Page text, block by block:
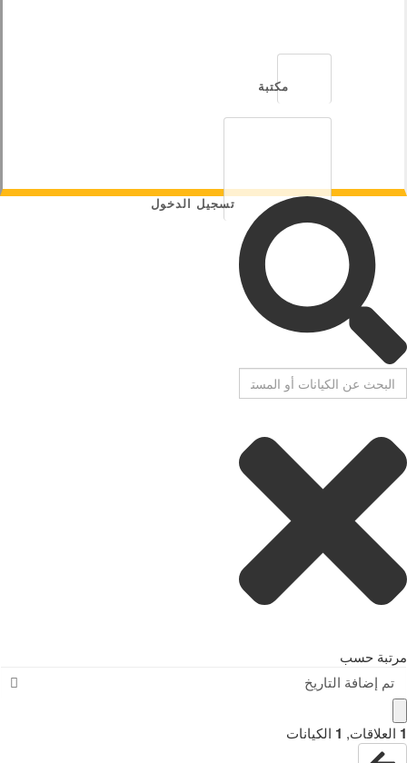
مكتبة
تسجيل الدخول
مرتبة حسب
تم إضافة التاريخ
1 العلاقات,
1 الكيانات